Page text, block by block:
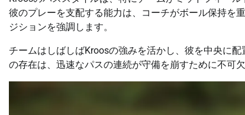
彼のプレーを支配する能力は、コーチがボール保持を
ジションを強調します。
チームはしばしばKroosの強みを活かし、彼を中央に
の存在は、迅速なパスの連続が守備を崩すために不可